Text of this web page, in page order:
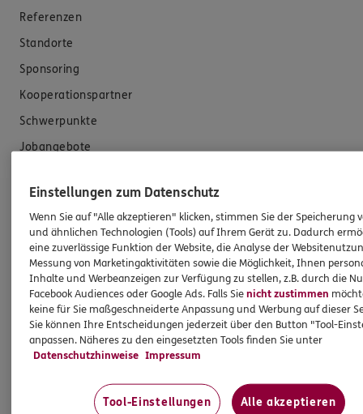
Referenzen
Standorte
Sponsoring
Kooperationspartner
Schwerpunkte
Jobangebote
ERGO Versicherung Marc Jocksch
Bezirksdirektion
Münsterstr. 2
59302 Oelde
Tel: 02529/9497540
Mobil: 0172/5251777
09:30 - 12:30 und 14:30 - 17:30
Einstellungen zum Datenschutz
Wenn Sie auf "Alle akzeptieren" klicken, stimmen Sie der Speicherung
und ähnlichen Technologien (Tools) auf Ihrem Gerät zu. Dadurch
eine zuverlässige Funktion der Website, die Analyse der
Messung von Marketingaktivitäten sowie die Möglichkeit, Ihnen
Inhalte und Werbeanzeigen zur Verfügung zu stellen, z.B. durch die
Facebook Audiences oder Google Ads. Falls Sienicht zustimmen
keine für Sie maßgeschneiderte Anpassung und Werbung auf dieser
Sie können Ihre Entscheidungen jederzeit über den Button "Tool-
anpassen. Näheres zu den eingesetzten Tools finden Sie unter
Datenschutzhinweise Impressum
Tool-Einstellungen Alle akzeptieren